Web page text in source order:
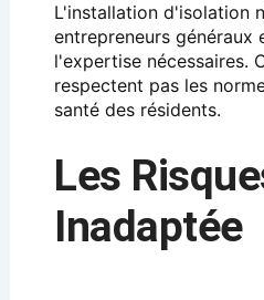
L'installation d'isolation
entrepreneurs généraux
l'expertise nécessaires.
respectent pas les
santé des résidents.
Les
Inadaptée